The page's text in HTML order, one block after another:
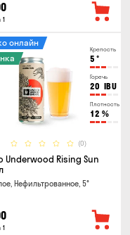
1
Крепость
5 °
Горечь
20 IBU
Плотность
12 %
(0)
онлайн
Underwood Rising Sun
Нефильтрованное, 5°
1